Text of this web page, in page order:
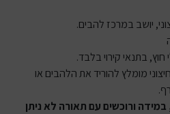
יושב במרכז להבים.
בתנאי קירוי בלבד.
מומלץ להוריד את הלהבים או
במידה ורוכשים עם תאורה לא ניתן